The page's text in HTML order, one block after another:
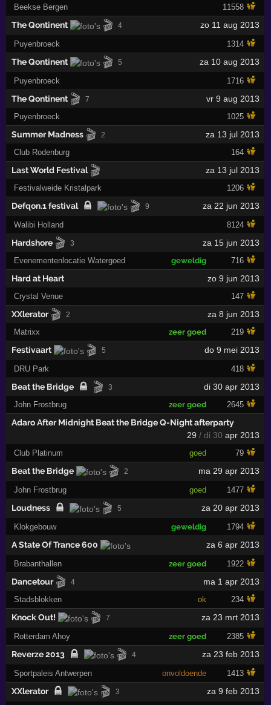
Beekse Bergen 11558
The Qontinent 🎬 4 zo 11 aug 2013
Puyenbroeck 1314
The Qontinent 🎬 5 za 10 aug 2013
Puyenbroeck 1716
The Qontinent 🎬 7 vr 9 aug 2013
Puyenbroeck 1025
Summer Madness 🎬 2 za 13 jul 2013
Club Rodenburg 164
Last World Festival 🎬 za 13 jul 2013
Festivalweide Kristalpark 1206
Defqon.1 festival 🎬 9 za 22 jun 2013
Walibi Holland 8124
Hardshore 🎬 3 za 15 jun 2013
Evenementenlocatie Watergoed geweldig 716
Hard at Heart zo 9 jun 2013
Crystal Venue 147
XXlerator 🎬 2 za 8 jun 2013
Matrixx zeer goed 219
Festivaart 🎬 5 do 9 mei 2013
DRU Park 418
Beat the Bridge 🎬 3 di 30 apr 2013
John Frostbrug zeer goed 2645
Adaro After Midnight Beat the Bridge Q-Night afterparty
29 / di 30 apr 2013
Club Platinum goed 79
Beat the Bridge 🎬 2 ma 29 apr 2013
John Frostbrug goed 1477
Loudness 🎬 5 za 20 apr 2013
Klokgebouw geweldig 1794
A State Of Trance 600 za 6 apr 2013
Brabanthallen zeer goed 1922
Dancetour 🎬 4 ma 1 apr 2013
Stadsblokken ok 234
Knock Out! 🎬 7 za 23 mrt 2013
Rotterdam Ahoy zeer goed 2385
Reverze 2013 🎬 4 za 23 feb 2013
Sportpaleis Antwerpen onvoldoende 1413
XXlerator 🎬 3 za 9 feb 2013